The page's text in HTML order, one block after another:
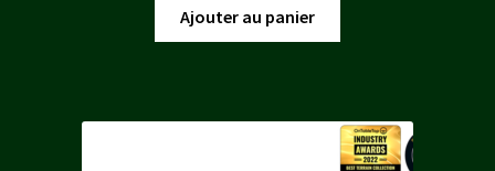
initial
était :
actuel
est :
Ajouter au panier